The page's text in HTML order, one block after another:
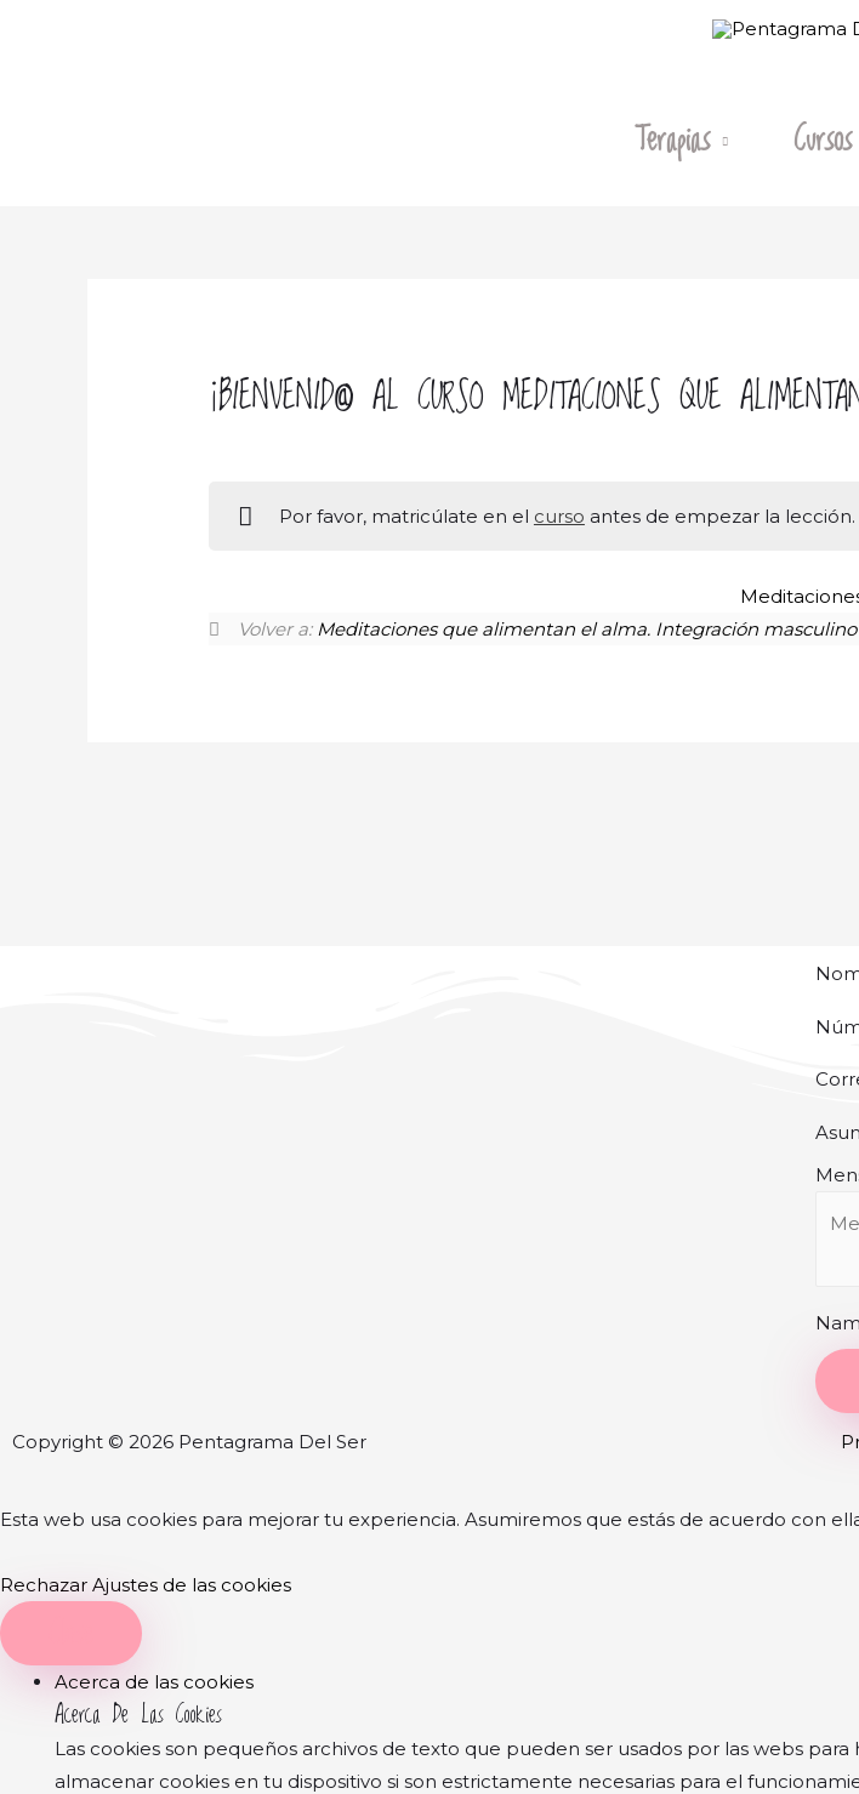
Terapias Cursos
¡BIENVENID@ AL CURSO MEDITACIONES QUE
Por favor, matricúlate en el curso antes de empezar la lección.
Volver a: Meditaciones que alimentan el alma. Integración
Copyright © 2026 Pentagrama Del Ser
Esta web usa cookies para mejorar tu experiencia. Asumiremos que estás de acuerdo con
Rechazar Ajustes de las cookies
Acerca de las cookies
Acerca De Las Cookies
Las cookies son pequeños archivos de texto que pueden ser usados por las webs
almacenar cookies en tu dispositivo si son estrictamente necesarias para el